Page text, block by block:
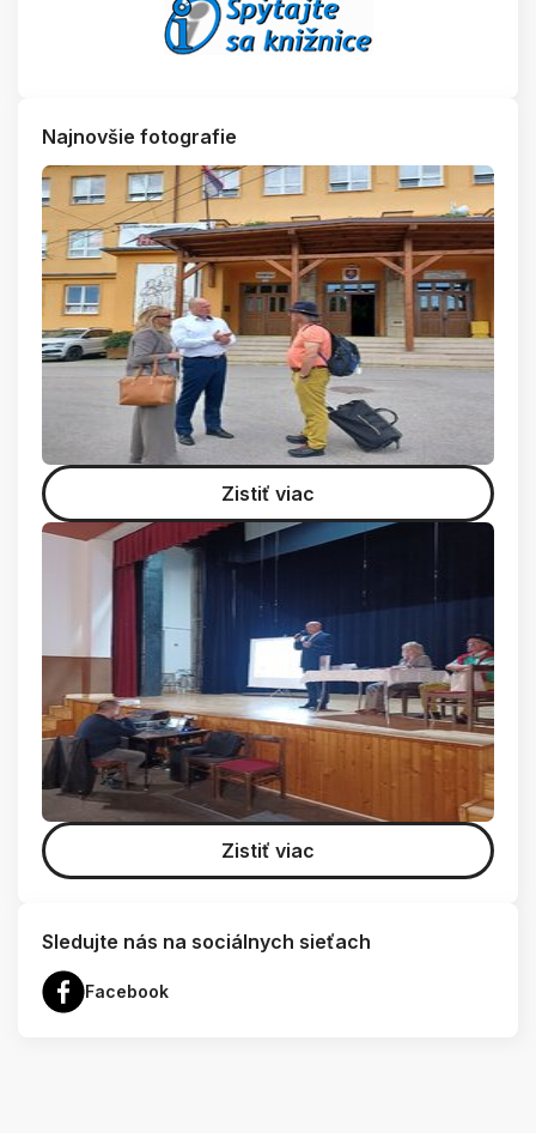
Najnovšie fotografie
Zistiť viac
Zistiť viac
Sledujte nás na sociálnych sieťach
Facebook